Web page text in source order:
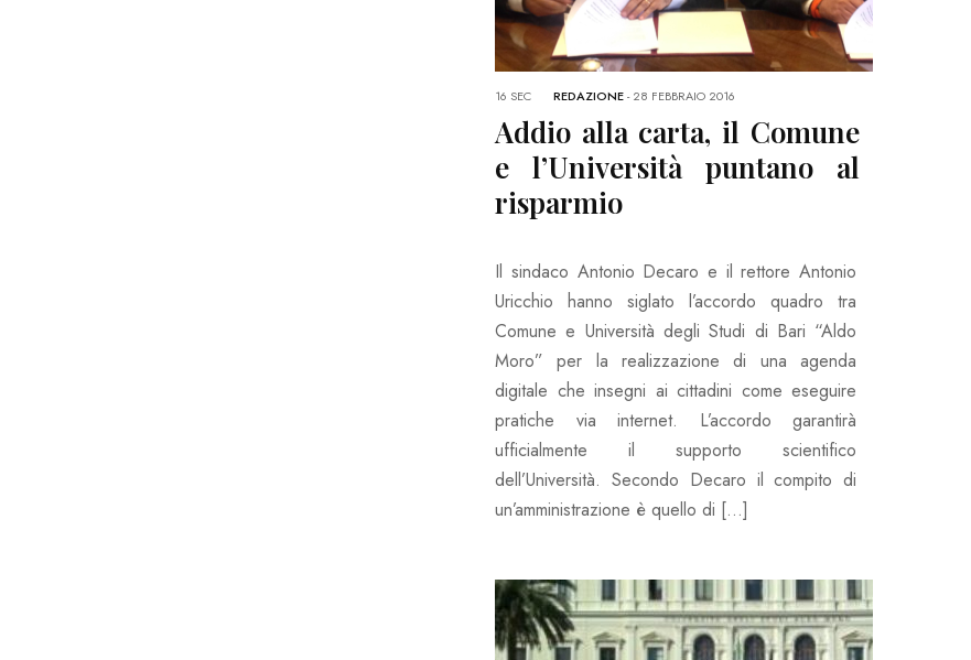
REDAZIONE-28 FEBBRAIO 2016
16 SEC
Addio alla carta, il Comune
e l’Università puntano al
risparmio
Il sindaco Antonio Decaro e il rettore Antonio
Uricchio hanno siglato l’accordo quadro tra
Comune e Università degli Studi di Bari “Aldo
Moro” per la realizzazione di una agenda
digitale che insegni ai cittadini come eseguire
pratiche via internet. L’accordo garantirà
ufficialmente il supporto scientifico
dell’Università. Secondo Decaro il compito di
un’amministrazione è quello di […]